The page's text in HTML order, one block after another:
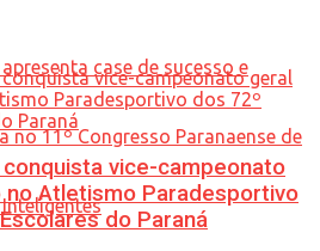
vice-campeonato
no Atletismo Paradesportivo
do Paraná